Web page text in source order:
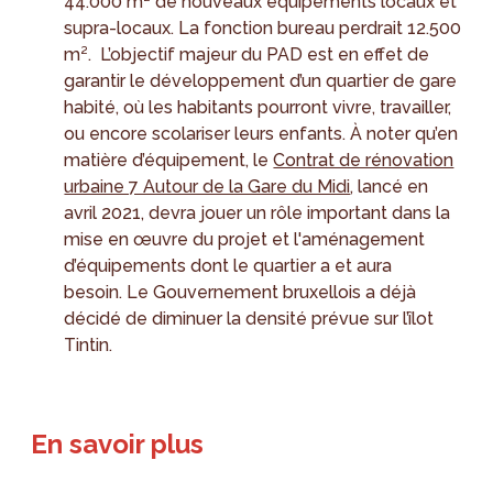
supra-locaux. La fonction bureau perdrait 12.500
m². L’objectif majeur du PAD est en effet de
garantir le développement d’un quartier de gare
habité, où les habitants pourront vivre, travailler,
ou encore scolariser leurs enfants. À noter qu’en
matière d’équipement, leContrat de rénovation
urbaine 7 Autour de la Gare du Midi, lancé en
avril 2021, devra jouer un rôle important dans la
mise en œuvre du projet et l'aménagement
d’équipements dont le quartier a et aura
besoin. Le Gouvernement bruxellois a déjà
décidé de diminuer la densité prévue sur l’îlot
Tintin.
En savoir plus